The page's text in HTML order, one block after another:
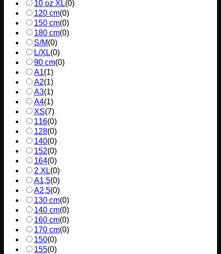
10 oz XL(0)
120 cm(0)
150 cm(0)
180 cm(0)
S/M(0)
L/XL(0)
90 cm(0)
A1(1)
A2(1)
A3(1)
A4(1)
XS(7)
116(0)
128(0)
140(0)
152(0)
164(0)
2 XL(0)
A1,5(0)
A2,5(0)
130 cm(0)
140 cm(0)
160 cm(0)
170 cm(0)
150(0)
155(0)